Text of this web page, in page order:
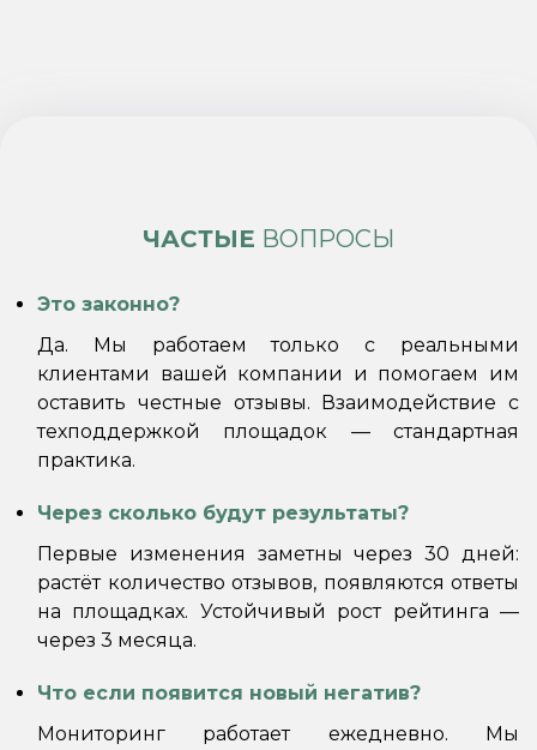
ЧАСТЫЕ ВОПРОСЫ
Это законно?
Да. Мы работаем только с реальными
клиентами вашей компании и помогаем им
оставить честные отзывы. Взаимодействие с
техподдержкой площадок — стандартная
практика.
Через сколько будут результаты?
Первые изменения заметны через 30 дней:
растёт количество отзывов, появляются ответы
на площадках. Устойчивый рост рейтинга —
через 3 месяца.
Что если появится новый негатив?
Мониторинг работает ежедневно. Мы